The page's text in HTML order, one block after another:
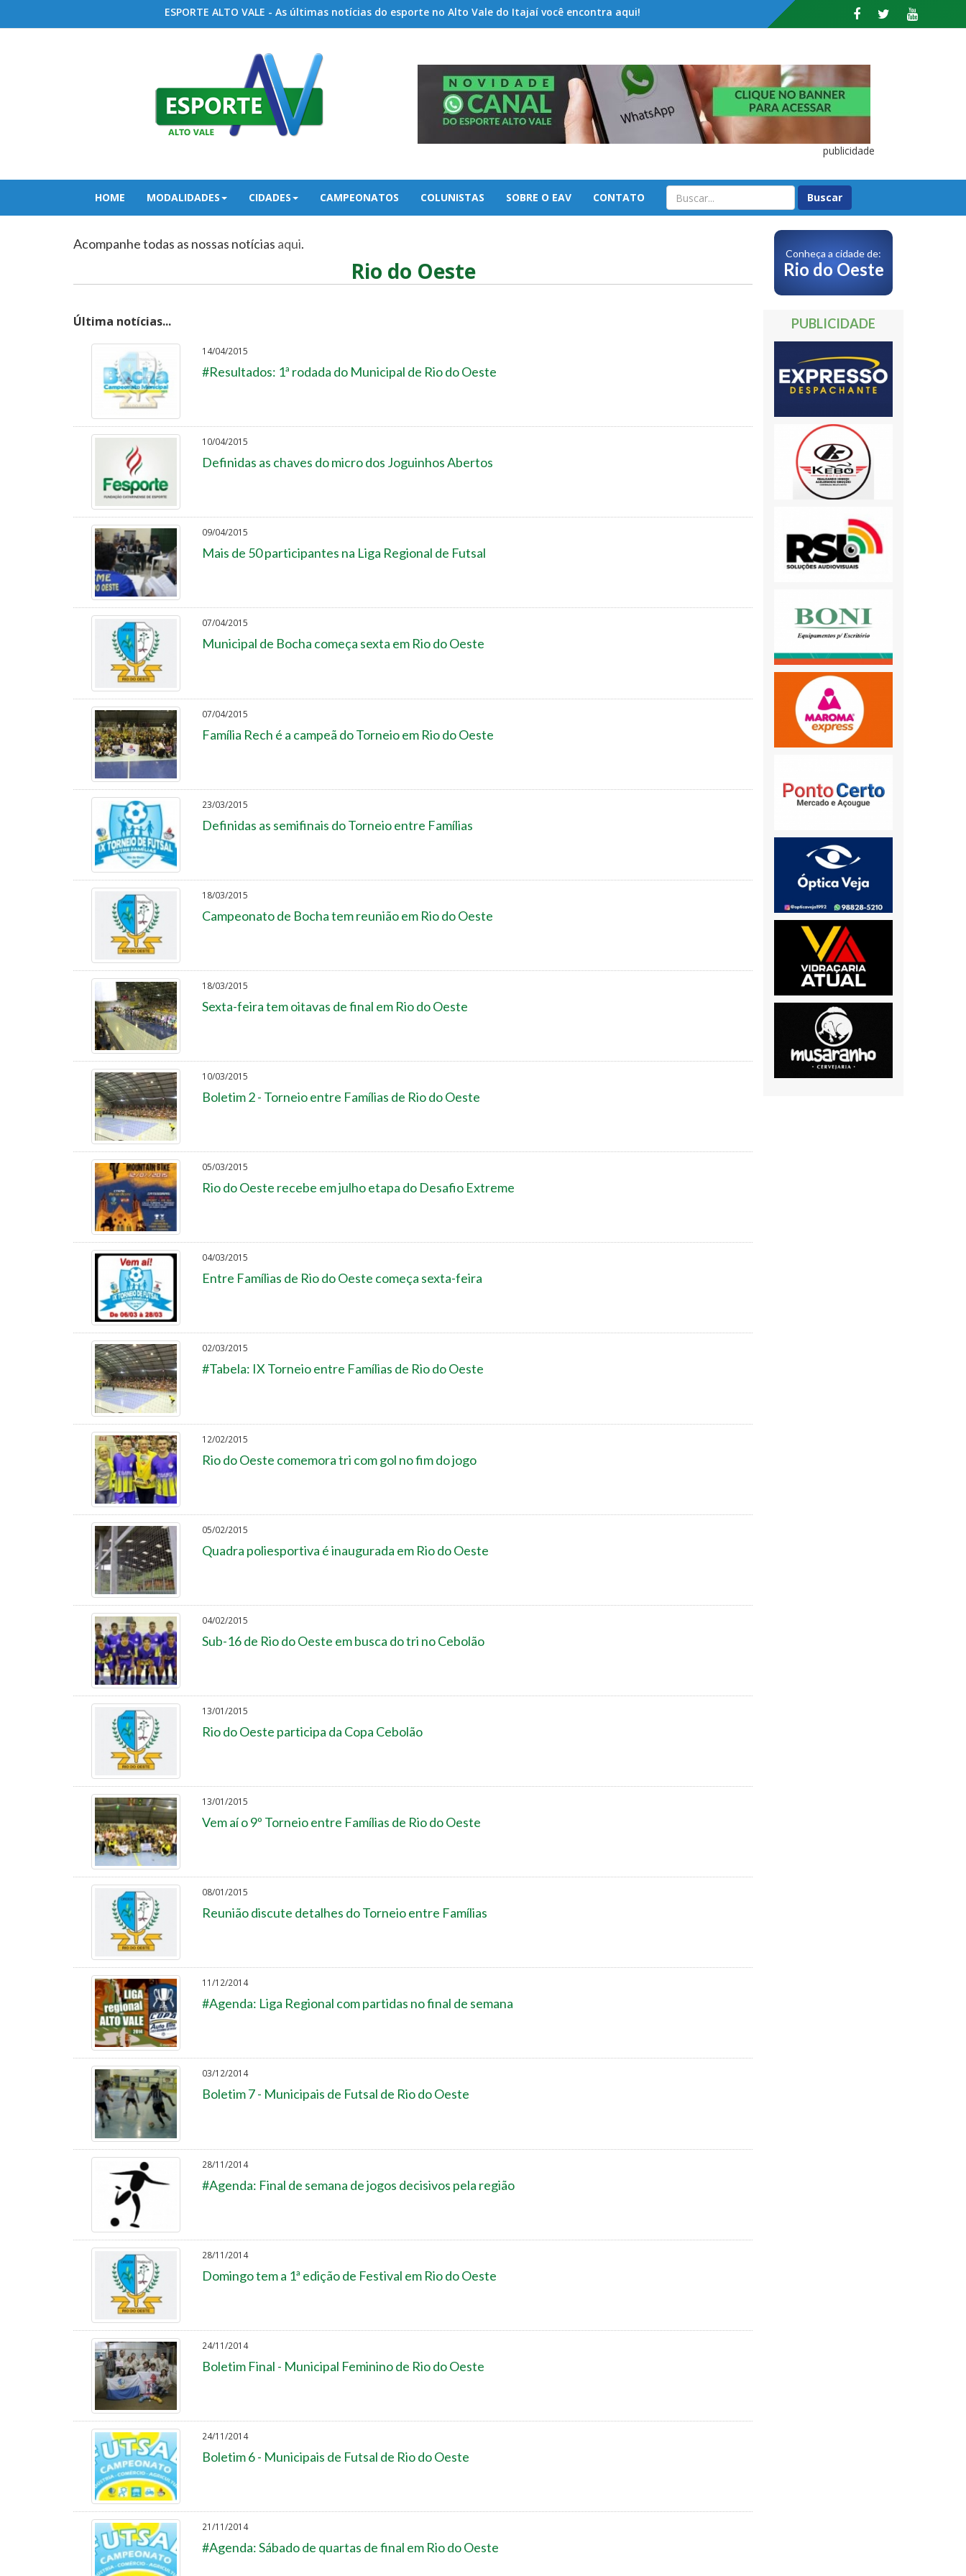
ESPORTE ALTO VALE - As últimas notícias do esporte no Alto Vale do Itajaí você encontra aqui!
publicidade
HOME MODALIDADES CIDADES CAMPEONATOS COLUNISTAS SOBRE O EAV CONTATO
Acompanhe todas as nossas notícias aqui.
Rio do Oeste
Última notícias...
14/04/2015
#Resultados: 1ª rodada do Municipal de Rio do Oeste
10/04/2015
Definidas as chaves do micro dos Joguinhos Abertos
09/04/2015
Mais de 50 participantes na Liga Regional de Futsal
07/04/2015
Municipal de Bocha começa sexta em Rio do Oeste
07/04/2015
Família Rech é a campeã do Torneio em Rio do Oeste
23/03/2015
Definidas as semifinais do Torneio entre Famílias
18/03/2015
Campeonato de Bocha tem reunião em Rio do Oeste
18/03/2015
Sexta-feira tem oitavas de final em Rio do Oeste
10/03/2015
Boletim 2 - Torneio entre Famílias de Rio do Oeste
05/03/2015
Rio do Oeste recebe em julho etapa do Desafio Extreme
04/03/2015
Entre Famílias de Rio do Oeste começa sexta-feira
02/03/2015
#Tabela: IX Torneio entre Famílias de Rio do Oeste
12/02/2015
Rio do Oeste comemora tri com gol no fim do jogo
05/02/2015
Quadra poliesportiva é inaugurada em Rio do Oeste
04/02/2015
Sub-16 de Rio do Oeste em busca do tri no Cebolão
13/01/2015
Rio do Oeste participa da Copa Cebolão
13/01/2015
Vem aí o 9º Torneio entre Famílias de Rio do Oeste
08/01/2015
Reunião discute detalhes do Torneio entre Famílias
11/12/2014
#Agenda: Liga Regional com partidas no final de semana
03/12/2014
Boletim 7 - Municipais de Futsal de Rio do Oeste
28/11/2014
#Agenda: Final de semana de jogos decisivos pela região
28/11/2014
Domingo tem a 1ª edição de Festival em Rio do Oeste
24/11/2014
Boletim Final - Municipal Feminino de Rio do Oeste
24/11/2014
Boletim 6 - Municipais de Futsal de Rio do Oeste
21/11/2014
#Agenda: Sábado de quartas de final em Rio do Oeste
Conheça a cidade de:
Rio do Oeste
PUBLICIDADE